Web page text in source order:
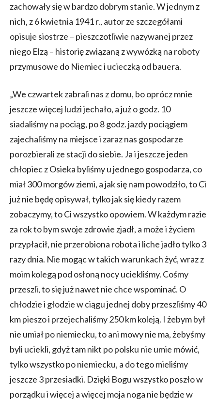
zachowały się w bardzo dobrym stanie. W jednym z
nich, z 6 kwietnia 1941 r., autor ze szczegółami
opisuje siostrze – pieszczotliwie nazywanej przez
niego Elzą – historię związaną z wywózką na roboty
przymusowe do Niemiec i ucieczką od bauera.
„We czwartek zabrali nas z domu, bo oprócz mnie
jeszcze więcej ludzi jechało, a już o godz. 10
siadaliśmy na pociąg, po 8 godz. jazdy pociągiem
zajechaliśmy na miejsce i zaraz nas gospodarze
porozbierali ze stacji do siebie. Ja i jeszcze jeden
chłopiec z Osieka byliśmy u jednego gospodarza, co
miał 300 morgów ziemi, a jak się nam powodziło, to Ci
już nie będę opisywał, tylko jak się kiedy razem
zobaczymy, to Ci wszystko opowiem. W każdym razie
za rok to bym swoje zdrowie zjadł, a może i życiem
przypłacił, nie przerobiona robota i liche jadło tylko 3
razy dnia. Nie mogąc w takich warunkach żyć, wraz z
moim kolegą pod osłoną nocy uciekliśmy. Cośmy
przeszli, to się już nawet nie chce wspominać. O
chłodzie i głodzie w ciągu jednej doby przeszliśmy 40
km pieszo i przejechaliśmy 250 km koleją. I żebym był
nie umiał po niemiecku, to ani mowy nie ma, żebyśmy
byli uciekli, gdyż tam nikt po polsku nie umie mówić,
tylko wszystko po niemiecku, a do tego mieliśmy
jeszcze 3 przesiadki. Dzięki Bogu wszystko poszło w
porządku i więcej a więcej moja noga nie będzie w